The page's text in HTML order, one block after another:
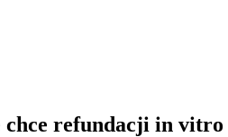
chce refundacji in